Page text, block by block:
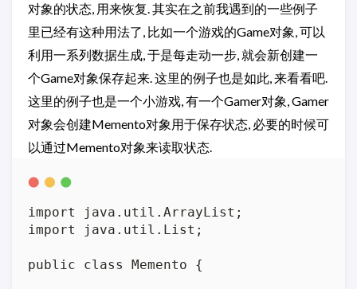
对象的状态, 用来恢复. 其实在之前我遇到的一些例子
里已经有这种用法了, 比如一个游戏的Game对象, 可以
利用一系列数据生成, 于是每走动一步, 就会新创建一
个Game对象保存起来. 这里的例子也是如此, 来看看吧.
这里的例子也是一个小游戏, 有一个Gamer对象, Gamer
对象会创建Memento对象用于保存状态, 必要的时候可
以通过Memento对象来读取状态.
import java.util.ArrayList;
import java.util.List;
public class Memento {